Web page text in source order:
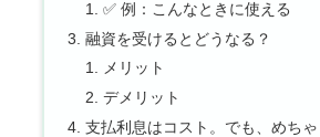
✅ 例：こんなときに使える
融資を受けるとどうなる？
メリット
デメリット
支払利息はコスト。でも、めちゃ